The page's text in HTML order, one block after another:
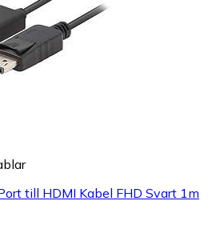
till HDMI Kabel FHD Svart 1m